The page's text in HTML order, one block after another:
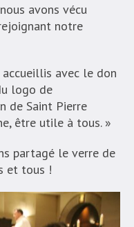
avons vécu
notre
avec le don
logo de
de Saint Pierre
être utile à tous. »
partagé le verre de
et tous !